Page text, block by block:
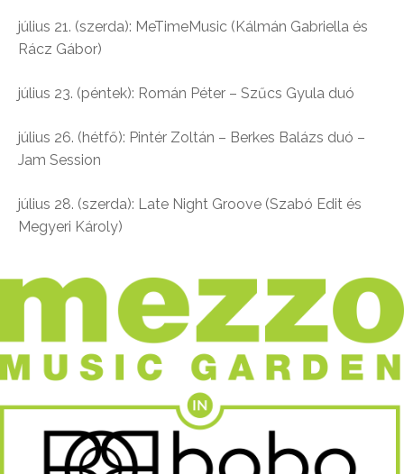
július 21. (szerda): MeTimeMusic (Kálmán Gabriella és
Rácz Gábor)
július 23. (péntek): Román Péter – Szűcs Gyula duó
július 26. (hétfő): Pintér Zoltán – Berkes Balázs duó –
Jam Session
július 28. (szerda): Late Night Groove (Szabó Edit és
Megyeri Károly)